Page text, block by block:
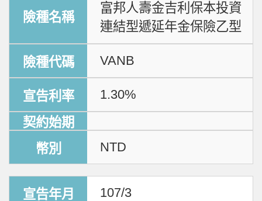
富邦人壽金吉利保本投資
連結型遞延年金保險乙型
VANB
1.30%
NTD
107/3